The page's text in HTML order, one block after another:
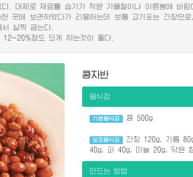
대체로 재료를 습기가 적은 가을철이나 이른봄에 바람
곳에 보관하였다가 리용하는데 보통 고기포는 간장으
살짝 굽는다.
정도 되게 하는것이 좋다.
콩자반
음식감
기본음식감 콩 500g
보조음식감
간장 120g, 기름
40g, 파 40g, 마늘 20g, 닦은
만드는 방법